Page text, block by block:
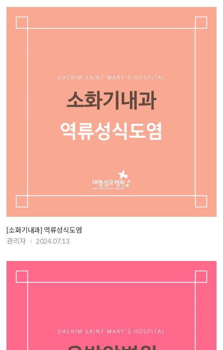
[소화기내과] 역류성식도염
관리자
2024.07.13